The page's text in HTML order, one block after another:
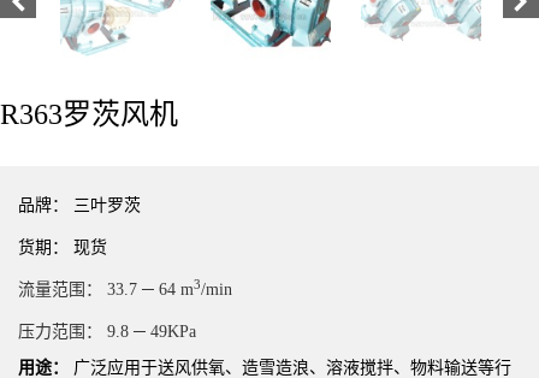
R363罗茨风机
品牌： 三叶罗茨
货期： 现货
流量范围： 33.7 ─ 64 m3/min
压力范围： 9.8 ─ 49KPa
用途：
广泛应用于送风供氧、造雪造浪、溶液搅拌、物料输送等行